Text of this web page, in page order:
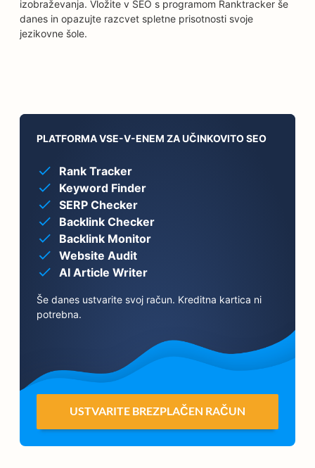
izobraževanja. Vložite v SEO s programom Ranktracker še
danes in opazujte razcvet spletne prisotnosti svoje
jezikovne šole.
PLATFORMA VSE-V-ENEM ZA UČINKOVITO SEO
Rank Tracker
Keyword Finder
SERP Checker
Backlink Checker
Backlink Monitor
Website Audit
AI Article Writer
Še danes ustvarite svoj račun. Kreditna kartica ni
potrebna.
USTVARITE BREZPLAČEN RAČUN